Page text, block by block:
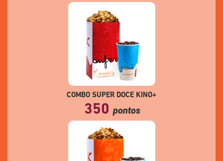
COMBO SUPER DOCE KINO+
350 pontos